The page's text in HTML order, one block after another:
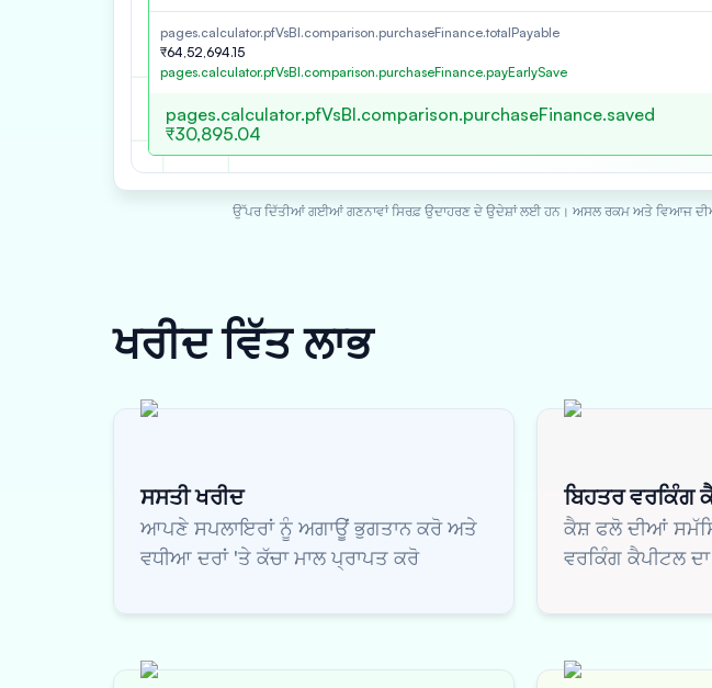
pages.calculator.pfVsBl.comparison.purchaseFinance.totalPayable
₹64,52,694.15
pages.calculator.pfVsBl.comparison.purchaseFinance.payEarlySave
pages.calculator.pfVsBl.comparison.purchaseFinance.saved
₹30,895.04
ਉੱਪਰ ਦਿੱਤੀਆਂ ਗਈਆਂ ਗਣਨਾਵਾਂ ਸਿਰਫ਼ ਉਦਾਹਰਣ ਦੇ ਉਦੇਸ਼ਾਂ ਲਈ ਹਨ। ਅਸਲ ਰਕਮ ਅਤੇ ਵਿਆਜ
ਖਰੀਦ ਵਿੱਤਲਾਭ
ਸਸਤੀ ਖਰੀਦ
ਆਪਣੇ ਸਪਲਾਇਰਾਂ ਨੂੰ ਅਗਾਊਂ ਭੁਗਤਾਨ ਕਰੋ ਅਤੇ
ਵਧੀਆ ਦਰਾਂ 'ਤੇ ਕੱਚਾ ਮਾਲ ਪ੍ਰਾਪਤ ਕਰੋ
ਬਿਹਤਰ ਵਰਕਿੰਗ
ਕੈਸ਼ ਫਲੋ ਦੀਆਂ
ਵਰਕਿੰਗ ਕੈਪੀਟਲ